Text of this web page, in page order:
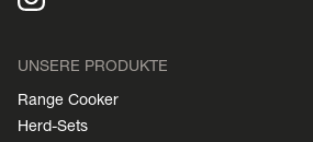
UNSERE PRODUKTE
Range Cooker
Herd-Sets